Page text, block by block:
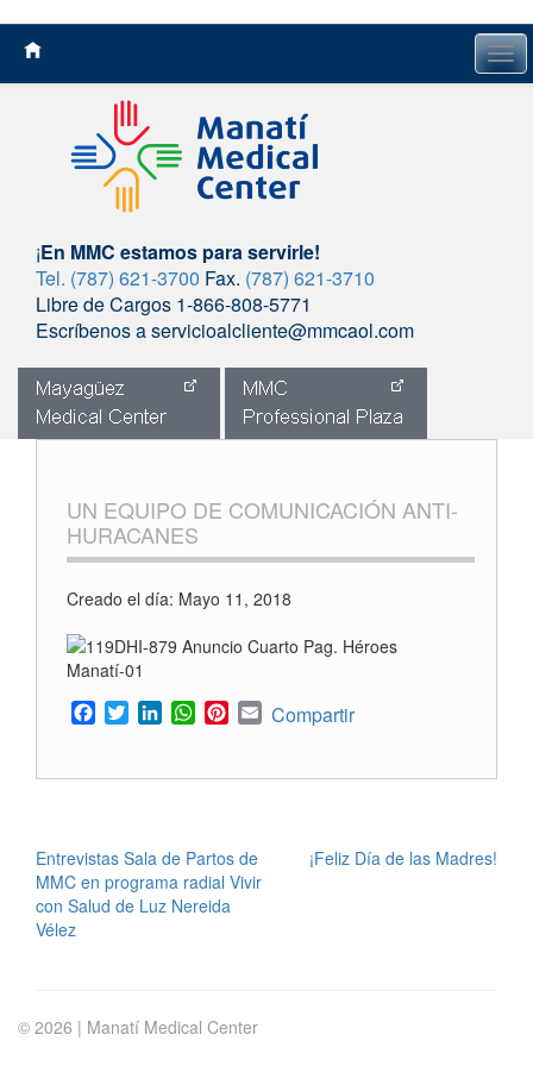
¡En MMC estamos para servirle!
Tel. (787) 621-3700 Fax. (787) 621-3710
Libre de Cargos 1-866-808-5771
Escríbenos a servicioalcliente@mmcaol.com
contentUN EQUIPO DE COMUNICACIÓN ANTI-
HURACANES
Creado el día: Mayo 11, 2018
Facebook
TwitterLinkedInWhatsApp
Pinterest
Email
Compartir
POST
NAVIGATION
Entrevistas Sala de Partos de
MMC en programa radial Vivir
con Salud de Luz Nereida
Vélez
¡Feliz Día de las Madres!
© 2026 | Manatí Medical Center